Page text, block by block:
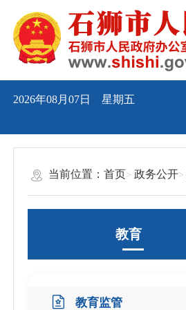
2026年08月07日 星期五
当前位置：首页 政务公开
教育
教育监管